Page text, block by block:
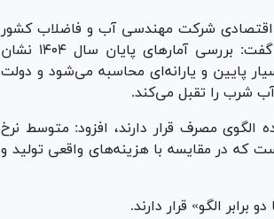
اقتصادی شرکت مهندسی آب و فاضلاب کشور
با اشاره به تداوم سیاست‌های حمایتی دولت در بخش آب، گفت: بررسی آمار‌های پایان سال ۱۴۰۴ نشان
پایین و یارانه‌ای محاسبه می‌شود و دولت
شرب را تقبل می‌کند.
کشور در محدوده الگوی مصرف قرار دارند، افزود: متوسط نرخ
برای هر مترمکعب است که در مقایسه با هزینه‌های واقعی تولید و